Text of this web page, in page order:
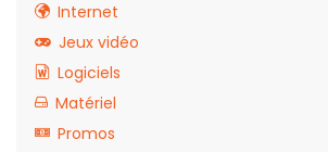
Internet
Jeux vidéo
Logiciels
Matériel
Promos